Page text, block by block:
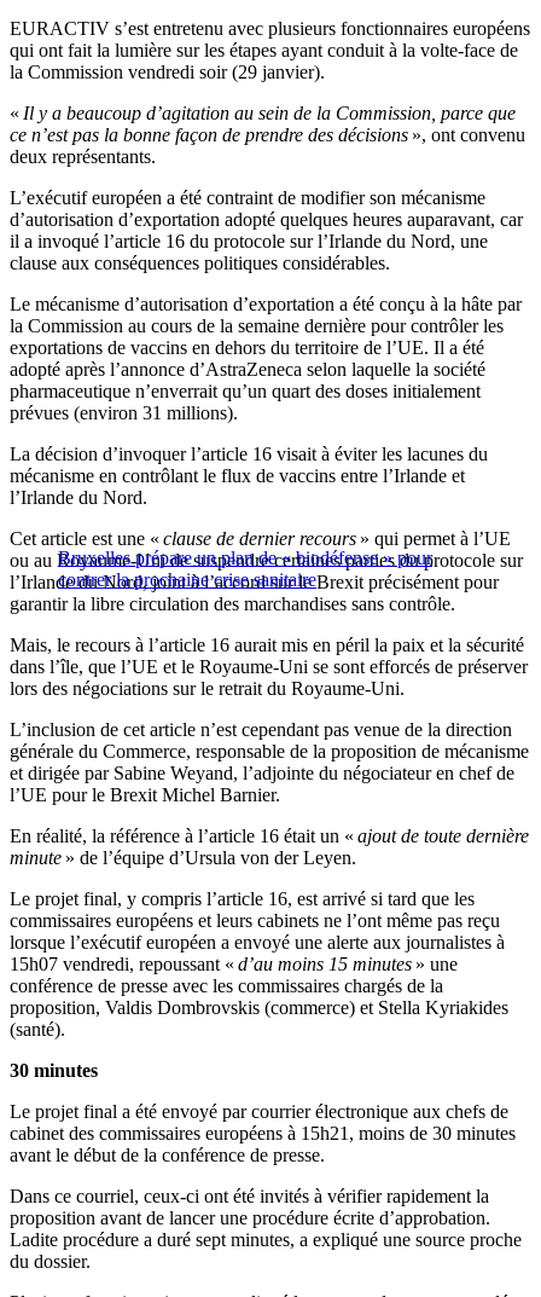
EURACTIV s’est entretenu avec plusieurs fonctionnaires européens
qui ont fait la lumière sur les étapes ayant conduit à la volte-face de
la Commission vendredi soir (29 janvier).
« Il y a beaucoup d’agitation au sein de la Commission, parce que
ce n’est pas la bonne façon de prendre des décisions », ont convenu
deux représentants.
L’exécutif européen a été contraint de modifier son mécanisme
d’autorisation d’exportation adopté quelques heures auparavant, car
il a invoqué l’article 16 du protocole sur l’Irlande du Nord, une
clause aux conséquences politiques considérables.
Le mécanisme d’autorisation d’exportation a été conçu à la hâte par
la Commission au cours de la semaine dernière pour contrôler les
exportations de vaccins en dehors du territoire de l’UE. Il a été
adopté après l’annonce d’AstraZeneca selon laquelle la société
pharmaceutique n’enverrait qu’un quart des doses initialement
prévues (environ 31 millions).
La décision d’invoquer l’article 16 visait à éviter les lacunes du
mécanisme en contrôlant le flux de vaccins entre l’Irlande et
l’Irlande du Nord.
Bruxelles prépare un plan de « biodéfense » pour
contrer la prochaine crise sanitaire
Cet article est une « clause de dernier recours » qui permet à l’UE
ou au Royaume-Uni de suspendre certaines parties du protocole sur
l’Irlande du Nord, joint à l’accord sur le Brexit précisément pour
garantir la libre circulation des marchandises sans contrôle.
Mais, le recours à l’article 16 aurait mis en péril la paix et la sécurité
dans l’île, que l’UE et le Royaume-Uni se sont efforcés de préserver
lors des négociations sur le retrait du Royaume-Uni.
L’inclusion de cet article n’est cependant pas venue de la direction
générale du Commerce, responsable de la proposition de mécanisme
et dirigée par Sabine Weyand, l’adjointe du négociateur en chef de
l’UE pour le Brexit Michel Barnier.
En réalité, la référence à l’article 16 était un « ajout de toute dernière
minute » de l’équipe d’Ursula von der Leyen.
Le projet final, y compris l’article 16, est arrivé si tard que les
commissaires européens et leurs cabinets ne l’ont même pas reçu
lorsque l’exécutif européen a envoyé une alerte aux journalistes à
15h07 vendredi, repoussant « d’au moins 15 minutes » une
conférence de presse avec les commissaires chargés de la
proposition, Valdis Dombrovskis (commerce) et Stella Kyriakides
(santé).
30 minutes
Le projet final a été envoyé par courrier électronique aux chefs de
cabinet des commissaires européens à 15h21, moins de 30 minutes
avant le début de la conférence de presse.
Dans ce courriel, ceux-ci ont été invités à vérifier rapidement la
proposition avant de lancer une procédure écrite d’approbation.
Ladite procédure a duré sept minutes, a expliqué une source proche
du dossier.